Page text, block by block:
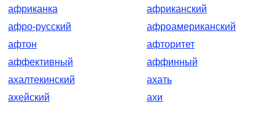
африканка
африканский
афро-русский
афроамериканский
афтон
афторитет
аффективный
аффинный
ахалтекинский
ахать
ахейский
ахи